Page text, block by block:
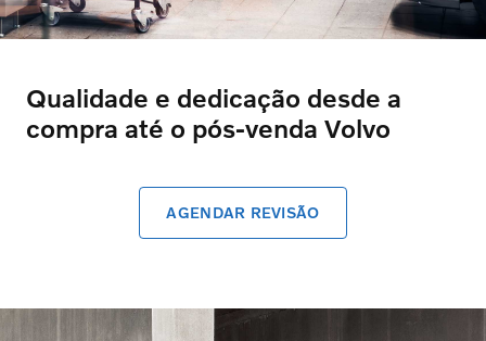
Qualidade e dedicação desde a
compra até o pós-venda Volvo
AGENDAR REVISÃO